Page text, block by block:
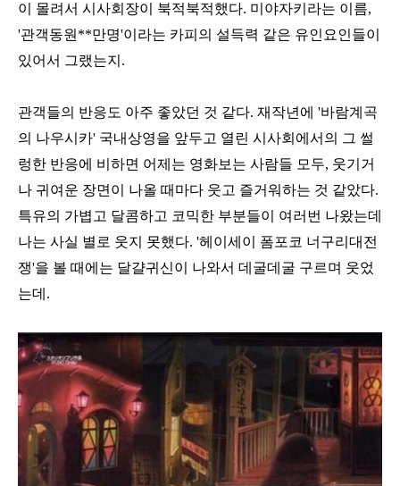
이 몰려서 시사회장이 북적북적했다. 미야자키라는 이름,
'관객동원**만명'이라는 카피의 설득력 같은 유인요인들이
있어서 그랬는지.
관객들의 반응도 아주 좋았던 것 같다. 재작년에 '바람계곡
의 나우시카' 국내상영을 앞두고 열린 시사회에서의 그 썰
렁한 반응에 비하면 어제는 영화보는 사람들 모두, 웃기거
나 귀여운 장면이 나올 때마다 웃고 즐거워하는 것 같았다.
특유의 가볍고 달콤하고 코믹한 부분들이 여러번 나왔는데
나는 사실 별로 웃지 못했다. '헤이세이 폼포코 너구리대전
쟁'을 볼 때에는 달걀귀신이 나와서 데굴데굴 구르며 웃었
는데.